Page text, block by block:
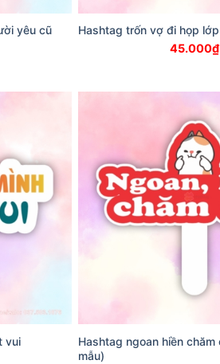
yêu cũ
Hashtag trốn vợ đi họp
45.000₫
vui
Hashtag ngoan hiền chăm
mẫu)